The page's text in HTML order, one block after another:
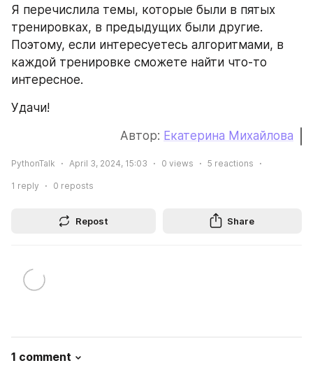
Я перечислила темы, которые были в пятых
тренировках, в предыдущих были другие.
Поэтому, если интересуетесь алгоритмами, в
каждой тренировке сможете найти что-то
интересное.
Удачи!
Автор: Екатерина Михайлова
PythonTalk April 3, 2024, 15:03 0 views 5 reactions
1 reply 0 reposts
Repost Share
1 comment